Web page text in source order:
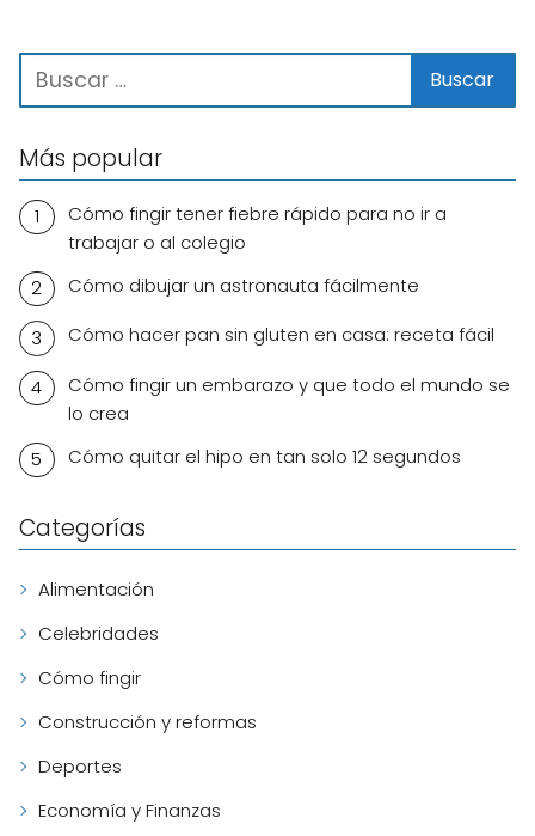
Más popular
Cómo fingir tener fiebre rápido para no ir a
trabajar o al colegio
Cómo dibujar un astronauta fácilmente
Cómo hacer pan sin gluten en casa: receta fácil
Cómo fingir un embarazo y que todo el mundo se
lo crea
Cómo quitar el hipo en tan solo 12 segundos
Categorías
Alimentación
Celebridades
Cómo fingir
Construcción y reformas
Deportes
Economía y Finanzas